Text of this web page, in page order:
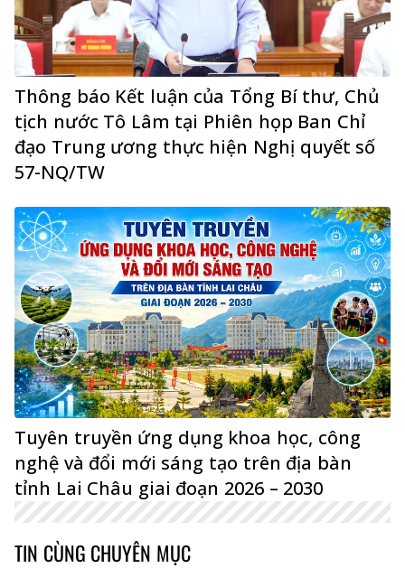
Thông báo Kết luận của Tổng Bí thư, Chủ
tịch nước Tô Lâm tại Phiên họp Ban Chỉ
đạo Trung ương thực hiện Nghị quyết số
57-NQ/TW
Tuyên truyền ứng dụng khoa học, công
nghệ và đổi mới sáng tạo trên địa bàn
tỉnh Lai Châu giai đoạn 2026 – 2030
TIN CÙNG CHUYÊN MỤC